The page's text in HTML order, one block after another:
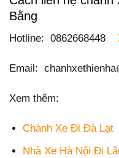
Bằng
Hotline: 0862668448
Email:
Xem thêm:
Chành Xe Đi Đà Lạt
Nhà Xe Hà Nội Đi